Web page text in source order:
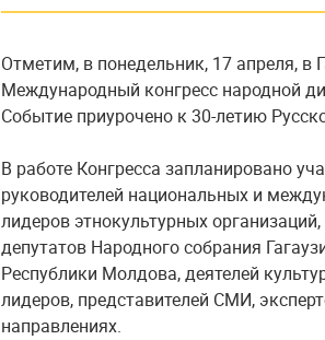
Отметим, в понедельник, 17 апреля, в
Международный конгресс народной
Событие приурочено к 30-летию
В работе Конгресса запланировано
руководителей национальных и
лидеров этнокультурных
депутатов Народного собрания
Республики Молдова, деятелей
лидеров, представителей СМИ,
направлениях.